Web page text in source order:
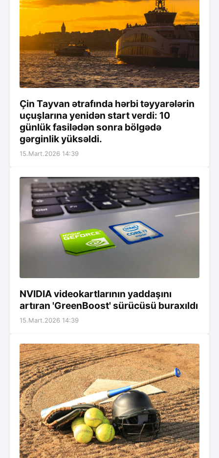
Çin Tayvan ətrafında hərbi təyyarələrin
uçuşlarına yenidən start verdi: 10
günlük fasilədən sonra bölgədə
gərginlik yüksəldi.
15.Mart.2026 14:39
NVIDIA videokartlarının yaddaşını
artıran 'GreenBoost' sürücüsü buraxıldı
15.Mart.2026 14:39